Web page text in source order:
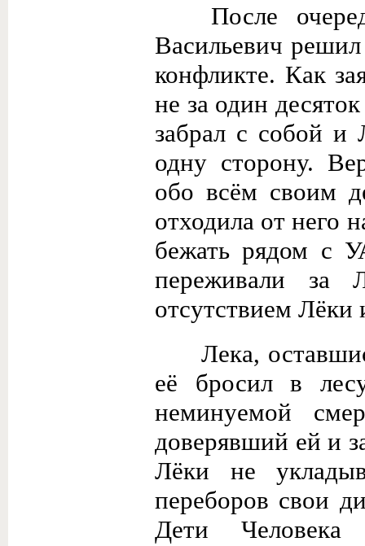
После
Васильевич
конфликте. Как
не за один
забрал с собой и
одну сторону.
обо всём своим
отходила от него
бежать рядом с
переживали за
отсутствием
Лека,
её бросил в
неминуемой
доверявший ей и
Лёки не
переборов свои
Дети